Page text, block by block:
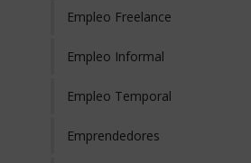
Empleo Freelance
Empleo Informal
Empleo Temporal
Emprendedores